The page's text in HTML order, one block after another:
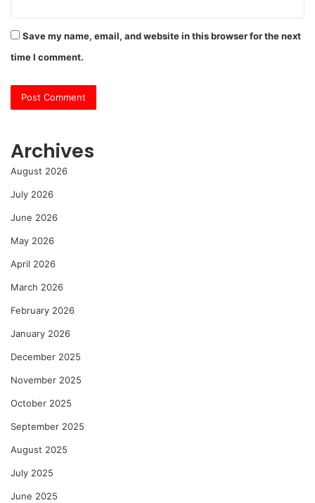
Save my name, email, and website in this browser for the next
time I comment.
Archives
August 2026
July 2026
June 2026
May 2026
April 2026
March 2026
February 2026
January 2026
December 2025
November 2025
October 2025
September 2025
August 2025
July 2025
June 2025